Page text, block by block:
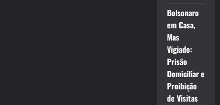
Bolsonaro
em Casa,
Mas
Vigiado:
Prisão
Domiciliar e
Proibição
de Visitas